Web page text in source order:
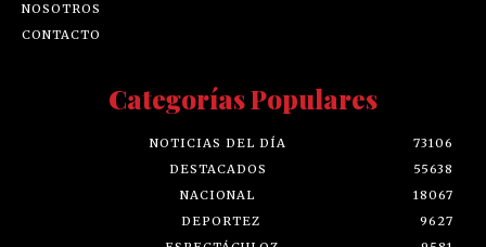
NOSOTROS
CONTACTO
Categorías Populares
NOTICIAS DEL DÍA
73106
DESTACADOS
55638
NACIONAL
18067
DEPORTEZ
9627